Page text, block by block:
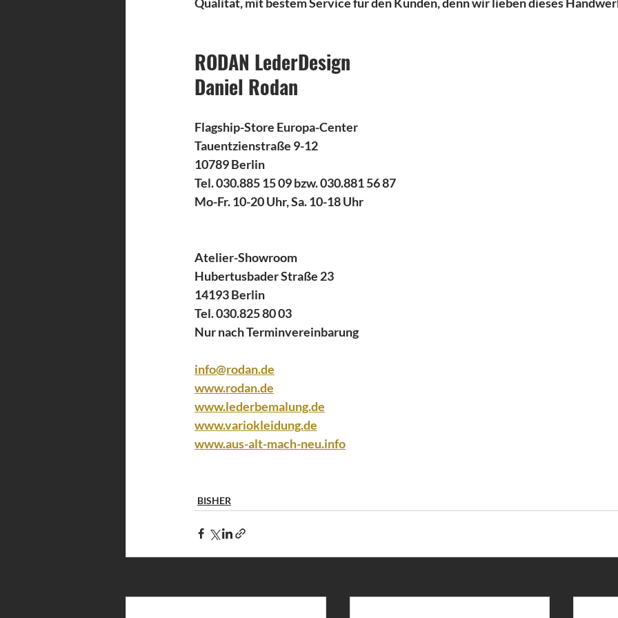
RODAN LederDesign
Daniel Rodan
Flagship-Store Europa-Center
Tauentzienstraße 9-12
10789 Berlin
Tel. 030.885 15 09 bzw. 030.881 56 87
Mo-Fr. 10-20 Uhr, Sa. 10-18 Uhr
Atelier-Showroom
Hubertusbader Straße 23
14193 Berlin
Tel. 030.825 80 03
Nur nach Terminvereinbarung
info@rodan.de
www.rodan.de
www.lederbemalung.de
www.variokleidung.de
www.aus-alt-mach-neu.info
BISHER